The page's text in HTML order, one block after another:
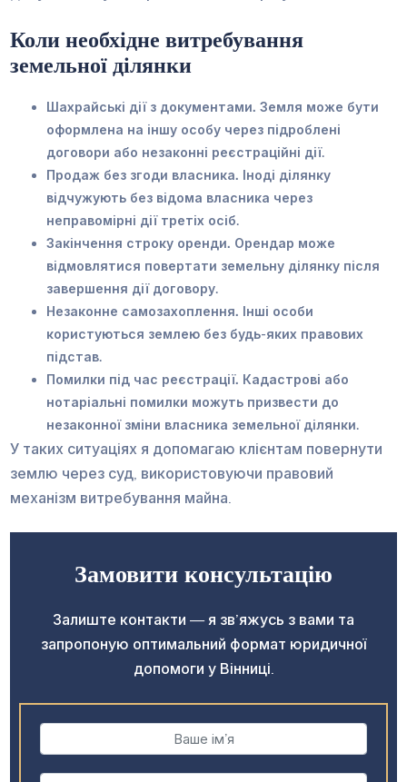
Коли необхідне витребування
земельної ділянки
Шахрайські дії з документами. Земля може бути
оформлена на іншу особу через підроблені
договори або незаконні реєстраційні дії.
Продаж без згоди власника. Іноді ділянку
відчужують без відома власника через
неправомірні дії третіх осіб.
Закінчення строку оренди. Орендар може
відмовлятися повертати земельну ділянку після
завершення дії договору.
Незаконне самозахоплення. Інші особи
користуються землею без будь-яких правових
підстав.
Помилки під час реєстрації. Кадастрові або
нотаріальні помилки можуть призвести до
незаконної зміни власника земельної ділянки.
У таких ситуаціях я допомагаю клієнтам повернути
землю через суд, використовуючи правовий
механізм витребування майна.
Замовити консультацію
Залиште контакти — я зв’яжусь з вами та
запропоную оптимальний формат юридичної
допомоги у Вінниці.